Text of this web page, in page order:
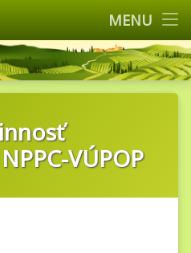
MENU
Výskumný
VÚPOP